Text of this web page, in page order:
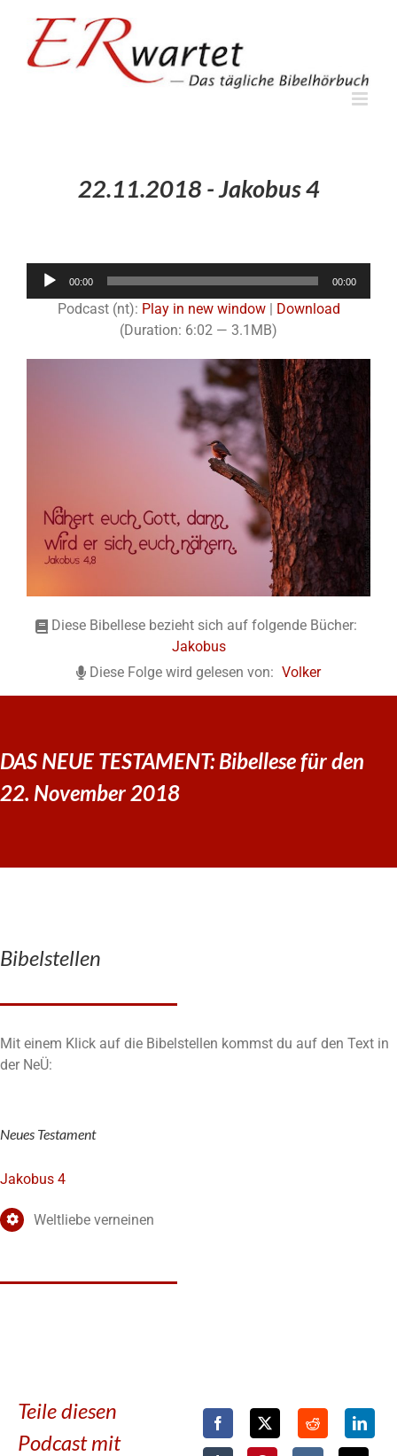
springen
22.11.2018 - Jakobus 4
00:00 00:00
Podcast (nt): Play in new window| Download
(Duration: 6:02 — 3.1MB)
Diese Bibellese bezieht sich auf folgende Bücher:
Jakobus
Diese Folge wird gelesen von: Volker
DAS NEUE TESTAMENT: Bibellese für den
22. November 2018
Bibelstellen
Mit einem Klick auf die Bibelstellen kommst du auf den Text in
der NeÜ:
Neues Testament
Jakobus 4
Weltliebe verneinen
Teile diesen
Podcast mit